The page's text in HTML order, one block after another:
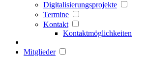
Digitalisierungsprojekte
Termine
Kontakt
Kontaktmöglichkeiten
Mitglieder